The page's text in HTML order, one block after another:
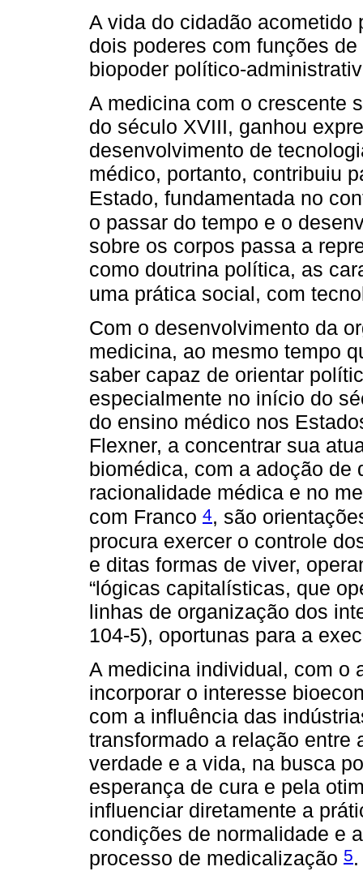
A vida do cidadão
dois poderes com funções
biopoder político-
A medicina com o crescente
do século XVIII, ganhou
desenvolvimento de
médico, portanto, contribuiu
Estado, fundamentada no
o passar do tempo e o
sobre os corpos passa a
como doutrina política, as
uma prática social, com
Com o desenvolvimento da
medicina, ao mesmo tempo
saber capaz de orientar
especialmente no início do
do ensino médico nos
Flexner, a concentrar sua
biomédica, com a adoção de
racionalidade médica e no
com Franco 4, são
procura exercer o controle
e ditas formas de viver,
“lógicas capitalísticas, que
linhas de organização dos
104-5), oportunas para a
A medicina individual, com o
incorporar o interesse
com a influência das
transformado a relação entre
verdade e a vida, na busca
esperança de cura e pela
influenciar diretamente a
condições de normalidade e
processo de medicalização 5.